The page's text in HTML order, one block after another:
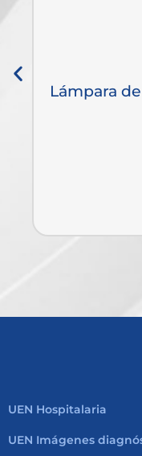
Lámpara
UEN Hospitalaria
UEN Imágenes